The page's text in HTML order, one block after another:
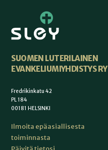
SUOMEN LUTERILAINEN
EVANKELIUMIYHDISTYS RY
Fredrikinkatu 42
PL 184
00181 HELSINKI
Ilmoita epäasiallisesta
toiminnasta